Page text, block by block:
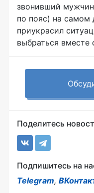
звонивший
по пояс) на самом
приукрасил
выбраться вместе
Поделитесь
Подпишитесь на
Telegram,